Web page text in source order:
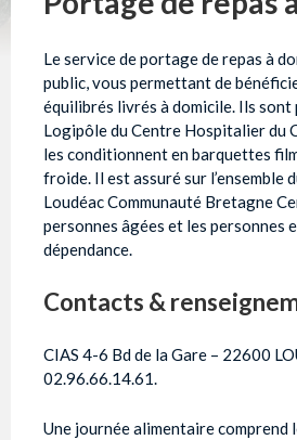
Le service de portage de repas à
public, vous permettant de
équilibrés livrés à domicile. Ils sont
Logipôle du Centre Hospitalier du
les conditionnent en barquettes
froide. Il est assuré sur l’ensemble
Loudéac Communauté Bretagne
personnes âgées et les personnes
dépendance.
Contacts &
CIAS 4-6 Bd de la Gare – 22600
02.96.66.14.61.
Une journée alimentaire comprend